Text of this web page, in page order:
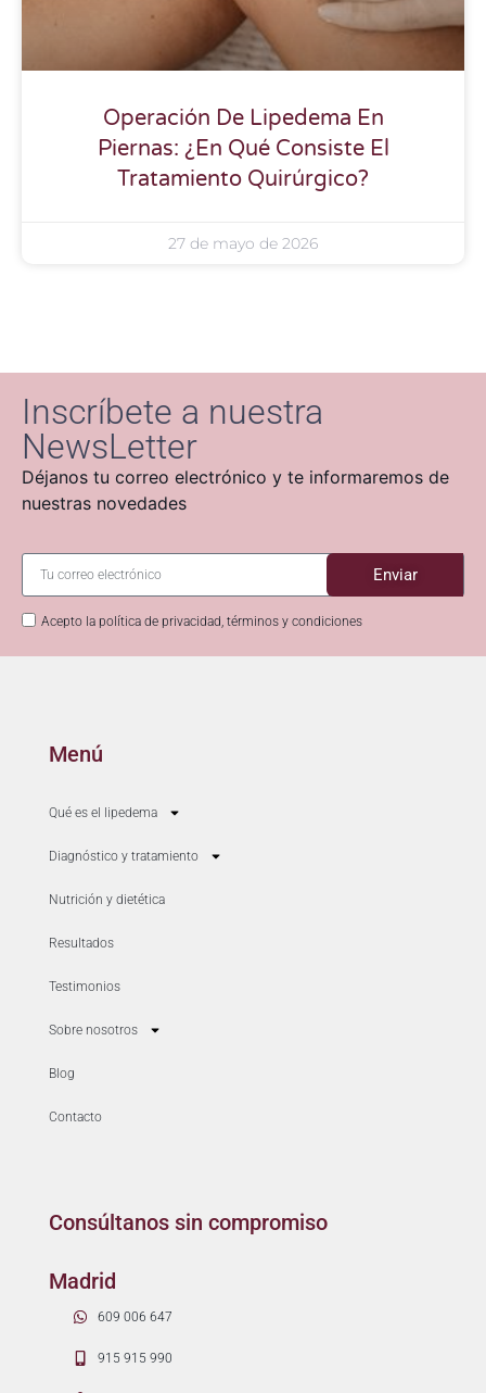
Operación De Lipedema En
Piernas: ¿En Qué Consiste El
Tratamiento Quirúrgico?
27 de mayo de 2026
Inscríbete a nuestra
NewsLetter
Déjanos tu correo electrónico y te informaremos de
nuestras novedades
Acepto la política de privacidad, términos y condiciones
Enviar
Menú
Qué es el lipedema
Diagnóstico y tratamiento
Nutrición y dietética
Resultados
Testimonios
Sobre nosotros
Blog
Contacto
Consúltanos sin compromiso
Madrid
609 006 647
915 915 990